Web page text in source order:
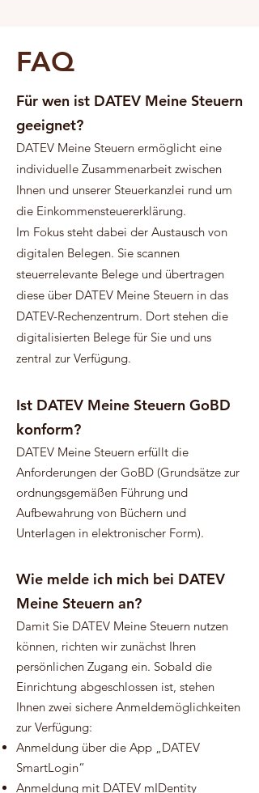
FAQ
Für wen ist DATEV Meine Steuern
geeignet?
DATEV Meine Steuern ermöglicht eine
individuelle Zusammenarbeit zwischen
Ihnen und unserer Steuerkanzlei rund um
die Einkommensteuererklärung.
Im Fokus steht dabei der Austausch von
digitalen Belegen. Sie scannen
steuerrelevante Belege und übertragen
diese über DATEV Meine Steuern in das
DATEV-Rechenzentrum. Dort stehen die
digitalisierten Belege für Sie und uns
zentral zur Verfügung.
Ist DATEV Meine Steuern GoBD
konform?
​DATEV Meine Steuern erfüllt die
Anforderungen der GoBD (Grundsätze zur
ordnungsgemäßen Führung und
Aufbewahrung von Büchern und
Unterlagen in elektronischer Form).
Wie melde ich mich bei DATEV
Meine Steuern an?
Damit Sie DATEV Meine Steuern nutzen
können, richten wir zunächst Ihren
persönlichen Zugang ein. Sobald die
Einrichtung abgeschlossen ist, stehen
Ihnen zwei sichere Anmeldemöglichkeiten
zur Verfügung:
Anmeldung über die App „DATEV
SmartLogin“
Anmeldung mit DATEV mIDentity